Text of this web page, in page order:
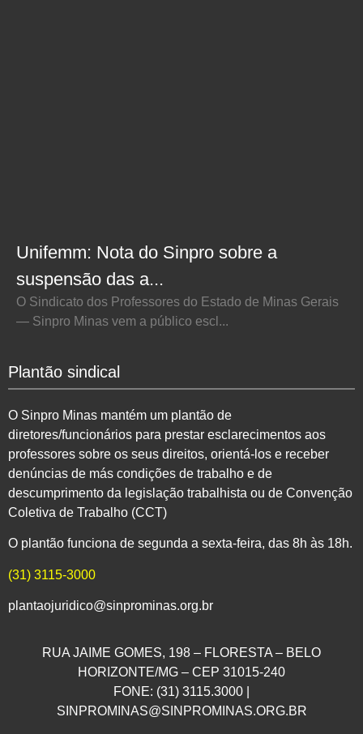
Unifemm: Nota do Sinpro sobre a
suspensão das a...
O Sindicato dos Professores do Estado de Minas Gerais
— Sinpro Minas vem a público escl...
Plantão sindical
O Sinpro Minas mantém um plantão de
diretores/funcionários para prestar esclarecimentos aos
professores sobre os seus direitos, orientá-los e receber
denúncias de más condições de trabalho e de
descumprimento da legislação trabalhista ou de Convenção
Coletiva de Trabalho (CCT)
O plantão funciona de segunda a sexta-feira, das 8h às 18h.
(31) 3115-3000
plantaojuridico@sinprominas.org.br
RUA JAIME GOMES, 198 – FLORESTA – BELO
HORIZONTE/MG – CEP 31015-240
FONE: (31) 3115.3000 |
SINPROMINAS@SINPROMINAS.ORG.BR